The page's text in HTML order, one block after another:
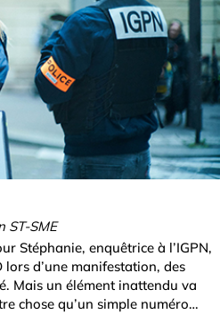
ST-SME
Stéphanie, enquêtrice à l’IGPN,
d’une manifestation, des
Mais un élément inattendu va
chose qu’un simple numéro…